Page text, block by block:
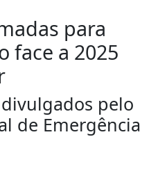
para
face a 2025
pelo
de Emergência